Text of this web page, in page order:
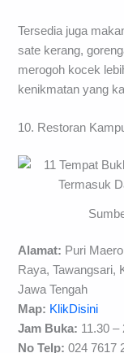
Tersedia juga
sate kerang,
merogoh kocek
kenikmatan yang
10. Restoran
Alamat: Puri
Raya, Tawangsari,
Jawa Tengah
Map: KlikDisini
Jam Buka: 11.30 –
No Telp: 024 7617